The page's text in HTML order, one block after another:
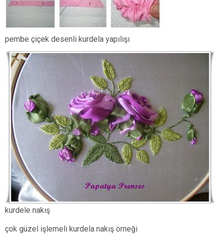
pembe çiçek desenli kurdela yapılışı
kurdele nakış
çok güzel işlemeli kurdela nakış örneği